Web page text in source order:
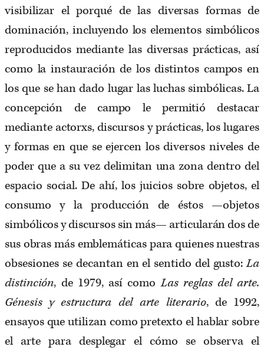
visibilizar el porqué de las diversas formas de
dominación, incluyendo los elementos simbólicos
reproducidos mediante las diversas prácticas, así
como la instauración de los distintos campos en
los que se han dado lugar las luchas simbólicas. La
concepción de campo le permitió destacar
mediante actorxs, discursos y prácticas, los lugares
y formas en que se ejercen los diversos niveles de
poder que a su vez delimitan una zona dentro del
espacio social. De ahí, los juicios sobre objetos, el
consumo y la producción de éstos —objetos
simbólicos y discursos sin más— articularán dos de
sus obras más emblemáticas para quienes nuestras
obsesiones se decantan en el sentido del gusto:La
distinción, de 1979, así comoLas reglas del arte.
Génesis y estructura del arte literario, de 1992,
ensayos que utilizan como pretexto el hablar sobre
el arte para desplegar el cómo se observa el